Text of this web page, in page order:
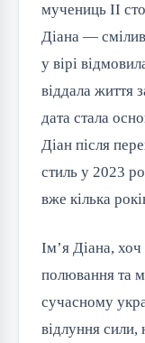
мучениць II
Діана —
у вірі
віддала життя
дата стала
Діан після
стиль у 2023
вже кілька
Ім’я Діана, хоч
полювання та
сучасному
відлуння сили,